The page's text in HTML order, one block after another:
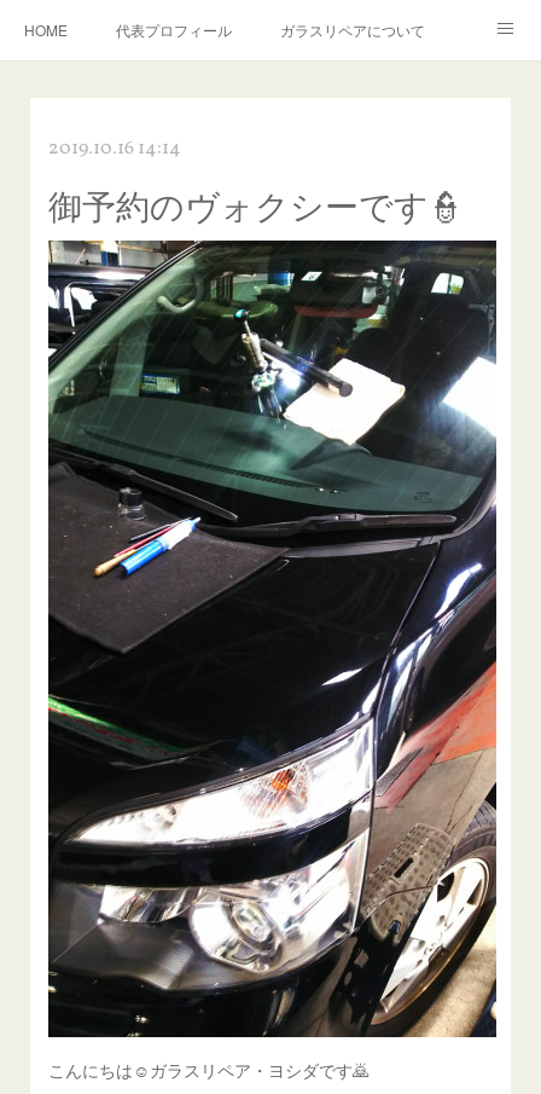
HOME 代表プロフィール ガラスリペアについて
飛び石施工料金について
当店へのアクセス 建築ガラスキズ取り・研磨・磨き
【プロ使用】フッ素系ガラストリートメント『アクアペル』
当店の良心的価格の理由について
欧州車モールの白サビやシミを落とす！
instagram記事 ガラスリペア施工価格
飛び石ひび割れでヒビ先が伸びた場合は？
2019.10.16 14:14
御予約のヴォクシーです👮
こんにちは☺ガラスリペア・ヨシダです🙇